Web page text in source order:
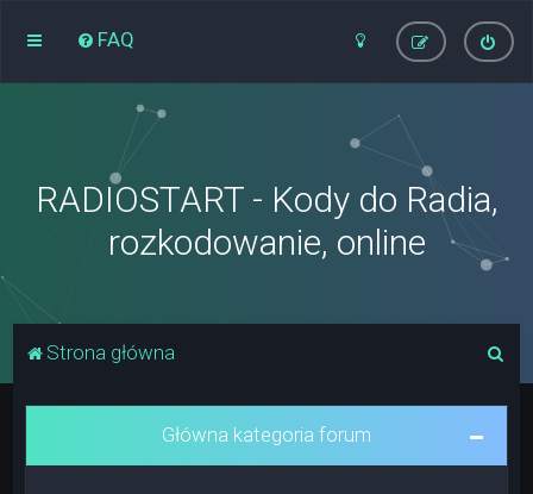
FAQ
RADIOSTART - Kody do Radia,
rozkodowanie, online
Strona główna
Główna kategoria forum